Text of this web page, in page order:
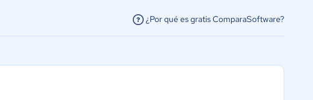
¿Por qué es gratis ComparaSoftware?